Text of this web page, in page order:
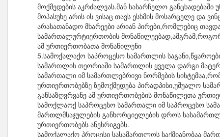
მოქმედების აკრძალვას.მან სასარჩელო
მოპასუხე არის ის ვისაც თავს ესხმის მოსარცელე და
არასათანადო მხარეები არიან პირები,რომლებიც
სამართალურტიერთობის
ამ ურთიერთობათა მონაწილენი
5.სამოქალაქო საპროცესო სამართლის
სამართლის თეორიაში სამართლის ყველა დარგი
სამართალი იმ სამართლებრივი ნორმების
ურთიერთობებზე ზემოქმედება პირადპისი,უშუალო
განსაზღვრვანე ამ ურთიერთობების მონაწილეთა
სამოქლაოქ საპროცესო სამართალი იმ საპროცესო
მართლმსაჯულების განხორციელების დროს
ურთიერთობებს აწესრიგებს.
სამოქალაქო პროცესი სასამართლოს საქმიანობაა